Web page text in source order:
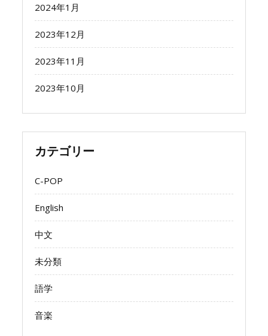
2024年1月
2023年12月
2023年11月
2023年10月
カテゴリー
C-POP
English
中文
未分類
語学
音楽